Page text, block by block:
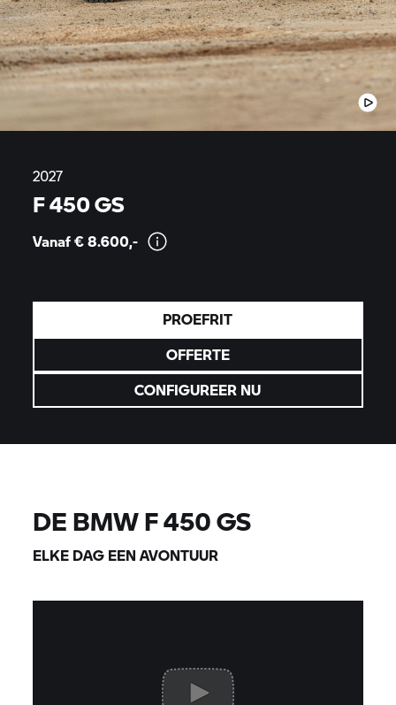
2027
F 450 GS
Vanaf €8.600,-
PROEFRIT
OFFERTE
CONFIGUREER NU
DE BMW F 450 GS
ELKE DAG EEN AVONTUUR